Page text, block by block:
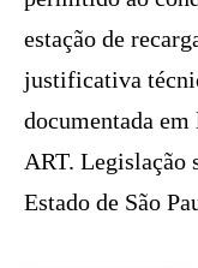
estação de
justificativa
documentada
ART. Legislação
Estado de São